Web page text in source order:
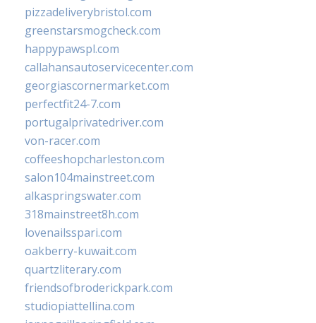
pizzadeliverybristol.com
greenstarsmogcheck.com
happypawspl.com
callahansautoservicecenter.com
georgiascornermarket.com
perfectfit24-7.com
portugalprivatedriver.com
von-racer.com
coffeeshopcharleston.com
salon104mainstreet.com
alkaspringswater.com
318mainstreet8h.com
lovenailsspari.com
oakberry-kuwait.com
quartzliterary.com
friendsofbroderickpark.com
studiopiattellina.com